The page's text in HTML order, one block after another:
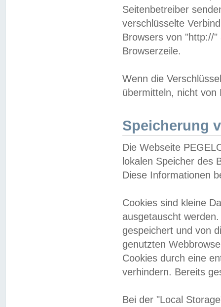
Seitenbetreiber
verschlüsselte
Browsers von "http://
Browserzeile.
Wenn die
übermitteln, nicht von
Speicherung
Die Webseite
lokalen Speicher des
Diese Informationen
Cookies sind kleine
ausgetauscht
gespeichert und von
genutzten
Cookies durch eine
verhindern. Bereits
Bei der "Local